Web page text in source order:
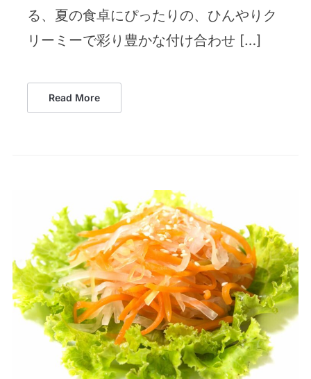
る、夏の食卓にぴったりの、ひんやりク
リーミーで彩り豊かな付け合わせ […]
Read More